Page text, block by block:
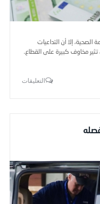
إلا أن التداعيات
مخاوف كبيرة على القطاع.
التعليقات